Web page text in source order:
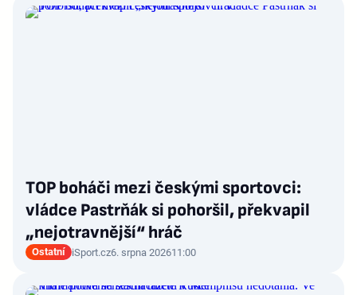
TOP boháči mezi českými sportovci:
vládce Pastrňák si pohoršil, překvapil
„nejotravnější“ hráč
Ostatní iSport.cz6. srpna 202611:00